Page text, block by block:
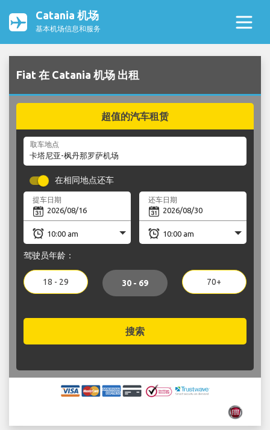
Catania 机场
基本机场信息和服务
Fiat 在 Catania 机场 出租
超值的汽车租赁
取车地点
在相同地点还车
提车日期 还车日期
驾驶员年龄：
18 - 29 30 - 69 70+
搜索